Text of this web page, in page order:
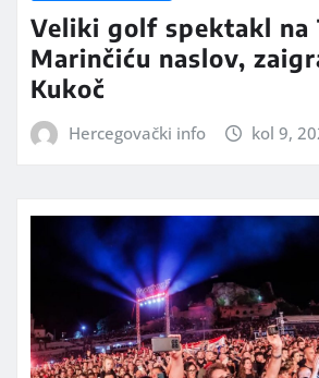
Veliki golf spektakl na
Marinčiću naslov,
Kukoč
Hercegovački info kol 9,